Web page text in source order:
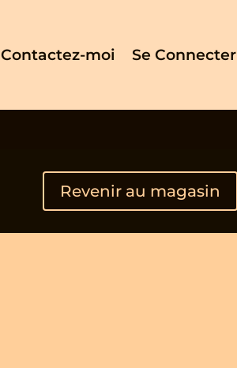
Contactez-moi Se Connecter
Revenir au magasin